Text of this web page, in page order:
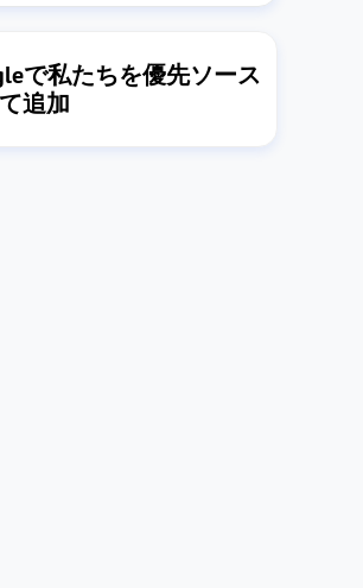
で私たちを優先ソース
追加